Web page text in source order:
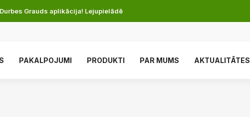
Grauds aplikācija! Lejupielādē
PAKALPOJUMI PRODUKTI PAR MUMS AKTUALITĀTES